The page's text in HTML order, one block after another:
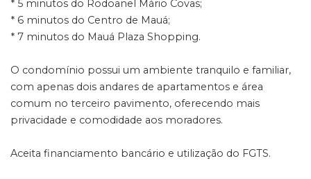
* 5 minutos do Rodoanel Mário Covas;
* 6 minutos do Centro de Mauá;
* 7 minutos do Mauá Plaza Shopping.
O condomínio possui um ambiente tranquilo e familiar,
com apenas dois andares de apartamentos e área
comum no terceiro pavimento, oferecendo mais
privacidade e comodidade aos moradores.
Aceita financiamento bancário e utilização do FGTS.